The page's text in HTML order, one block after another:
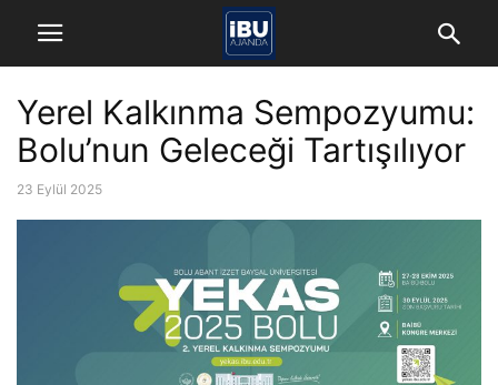
Yerel Kalkınma Sempozyumu:
Bolu’nun Geleceği Tartışılıyor
23 Eylül 2025